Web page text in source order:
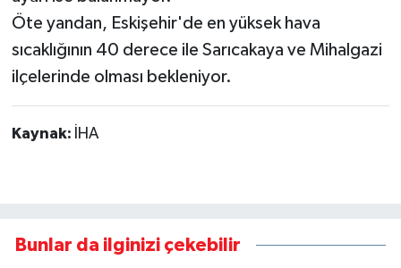
Öte yandan, Eskişehir'de en yüksek hava
sıcaklığının 40 derece ile Sarıcakaya ve Mihalgazi
ilçelerinde olması bekleniyor.
Kaynak: İHA
Bunlar da ilginizi çekebilir